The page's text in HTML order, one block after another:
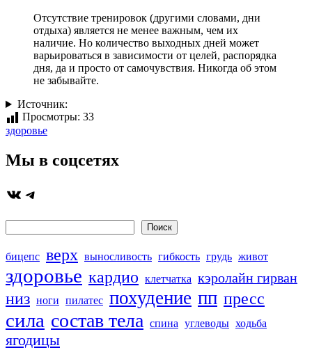
Отсутствие тренировок (другими словами, дни
отдыха) является не менее важным, чем их
наличие. Но количество выходных дней может
варьироваться в зависимости от целей, распорядка
дня, да и просто от самочувствия. Никогда об этом
не забывайте.
Источник:
Просмотры: 33
Метки:
здоровье
Мы в соцсетях
ВКонтакте
Telegram
Поиск
бицепс верх выносливость гибкость грудь живот
здоровье кардио клетчатка кэролайн гирван
низ ноги пилатес похудение пп пресс
сила состав тела спина углеводы ходьба
ягодицы